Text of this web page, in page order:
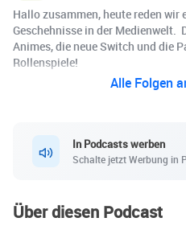
Hallo zusammen, heute reden wir
Geschehnisse in der Medienwelt.
Animes, die neue Switch und die
Rollenspiele!
Alle Folgen
In Podcasts werben
Schalte jetzt Werbung in
Über diesen Podcast